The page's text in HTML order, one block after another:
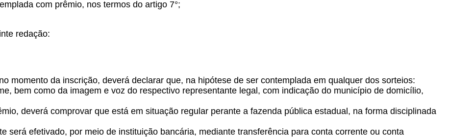
com prêmio, nos termos do artigo 7°;
redação:
momento da inscrição, deverá declarar que, na hipótese de ser contemplada em qualquer dos sorteios:
bem como da imagem e voz do respectivo representante legal, com indicação do município de domicílio,
deverá comprovar que está em situação regular perante a fazenda pública estadual, na forma disciplinada
será efetivado, por meio de instituição bancária, mediante transferência para conta corrente ou conta